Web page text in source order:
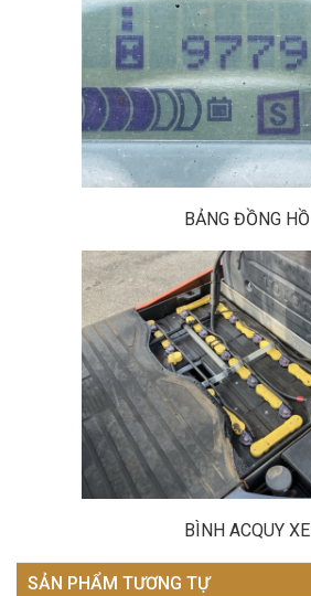
BẢNG ĐỒNG HỒ
BÌNH ACQUY XE
SẢN PHẨM TƯƠNG TỰ